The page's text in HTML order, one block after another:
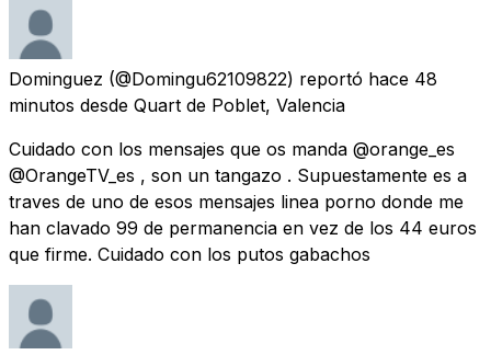
Dominguez (@Domingu62109822) reportó hace 48
minutos desde Quart de Poblet, Valencia
Cuidado con los mensajes que os manda @orange_es
@OrangeTV_es , son un tangazo . Supuestamente es a
traves de uno de esos mensajes linea porno donde me
han clavado 99 de permanencia en vez de los 44 euros
que firme. Cuidado con los putos gabachos